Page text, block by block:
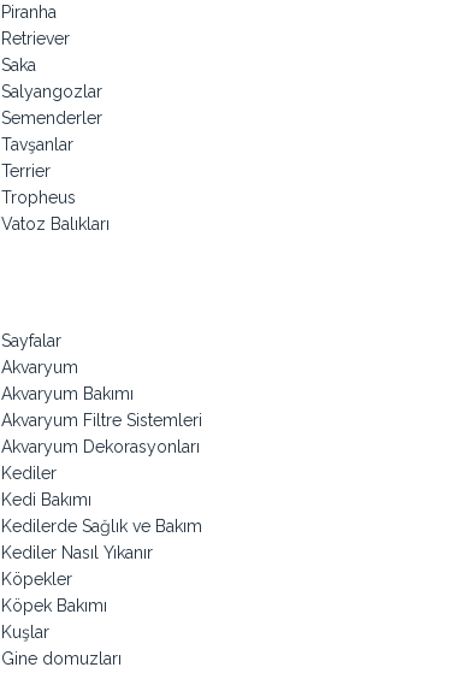
Piranha
Retriever
Saka
Salyangozlar
Semenderler
Tavşanlar
Terrier
Tropheus
Vatoz Balıkları
Sayfalar
Akvaryum
Akvaryum Bakımı
Akvaryum Filtre Sistemleri
Akvaryum Dekorasyonları
Kediler
Kedi Bakımı
Kedilerde Sağlık ve Bakım
Kediler Nasıl Yıkanır
Köpekler
Köpek Bakımı
Kuşlar
Gine domuzları